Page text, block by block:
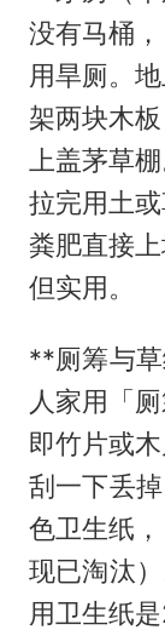
没有马桶，
用旱厕。地
架两块木板
上盖茅草棚
拉完用土
粪肥直接
但实用。
**厕筹与
人家用「厕
即竹片或木
刮一下丢
色卫生纸，
现已淘汰
用卫生纸